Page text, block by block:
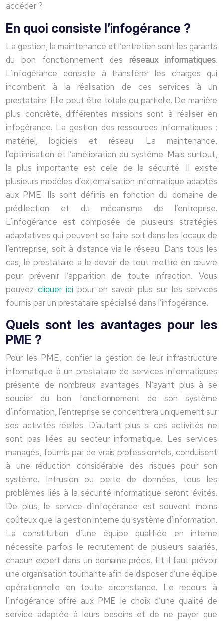
accéder ?
En quoi consiste l’infogérance ?
La gestion, la maintenance et l’entretien sont les garants
du bon fonctionnement des réseaux informatiques.
L’infogérance consiste à transférer les charges qui
incombent à la réalisation de ces services à un
prestataire. Elle peut être totale ou partielle. De manière
plus concrète, différentes missions sont à réaliser en
infogérance. La gestion des ressources informatiques :
matériel, logiciels et réseau. La maintenance,
l’optimisation et l’amélioration du système. Mais surtout,
la plus importante est celle de la sécurité. Il existe
plusieurs modèles d’externalisation informatique adaptés
aux PME. Ils sont définis en fonction du domaine de
prédilection et du mécanisme de l’entreprise.
L’infogérance est composée de plusieurs stratégies
adaptatives qui peuvent se faire soit dans les locaux de
l’entreprise, soit à distance via le réseau. Dans tous les
cas, le prestataire a le devoir de tout mettre en œuvre
pour prévenir l’apparition de toute infraction. Vous
pouvezcliquer ici pour en savoir plus sur les services
fournis par un prestataire spécialisé dans l’infogérance.
Quels sont les avantages pour les
PME ?
Pour les PME, confier la gestion de leur infrastructure
informatique à un prestataire de services informatiques
présente de nombreux avantages. N’ayant plus à se
soucier du bon fonctionnement de son système
d’information, l’entreprise se concentrera uniquement sur
ses activités réelles. D’autant plus si ces activités ne
sont pas liées au secteur informatique. Les services
managés, fournis par de vrais professionnels, conduisent
à une réduction considérable des risques pour son
système. Intrusion ou perte de données, tous les
problèmes liés à la sécurité informatique seront évités.
De plus, le service d’infogérance est souvent moins
coûteux que la gestion interne du système d’information.
La constitution d’une équipe qualifiée en interne
nécessite parfois le recrutement de plusieurs salariés,
chacun expert dans un domaine précis. Et il faut prévoir
une organisation tournante afin de disposer d’une équipe
opérationnelle en toute circonstance. Le recours à
l’infogérance offre aux PME le choix d’une qualité de
service adaptée à leurs besoins et de ne payer que